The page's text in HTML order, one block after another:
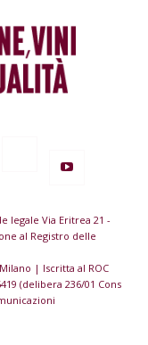
legale Via Eritrea 21 -
al Registro delle
| Iscritta al ROC
(delibera 236/01 Cons